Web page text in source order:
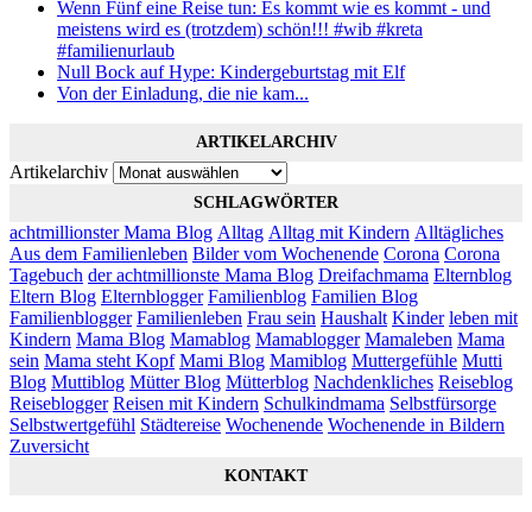
Wenn Fünf eine Reise tun: Es kommt wie es kommt - und
meistens wird es (trotzdem) schön!!! #wib #kreta
#familienurlaub
Null Bock auf Hype: Kindergeburtstag mit Elf
Von der Einladung, die nie kam...
ARTIKELARCHIV
Artikelarchiv
SCHLAGWÖRTER
achtmillionster Mama Blog Alltag Alltag mit Kindern Alltägliches
Aus dem Familienleben Bilder vom Wochenende Corona Corona
Tagebuch der achtmillionste Mama Blog Dreifachmama Elternblog
Eltern Blog Elternblogger Familienblog Familien Blog
Familienblogger Familienleben Frau sein Haushalt Kinder leben mit
Kindern Mama Blog Mamablog Mamablogger Mamaleben Mama
sein Mama steht Kopf Mami Blog Mamiblog Muttergefühle Mutti
Blog Muttiblog Mütter Blog Mütterblog Nachdenkliches Reiseblog
Reiseblogger Reisen mit Kindern Schulkindmama Selbstfürsorge
Selbstwertgefühl Städtereise Wochenende Wochenende in Bildern
Zuversicht
KONTAKT